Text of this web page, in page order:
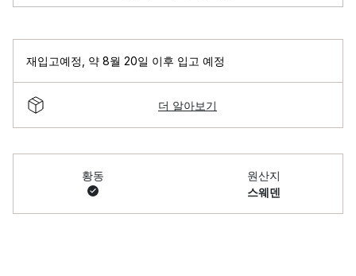
재입고예정 약 8월 20일 이후 입고 예정
더 알아보기
황동
원산지
스웨덴